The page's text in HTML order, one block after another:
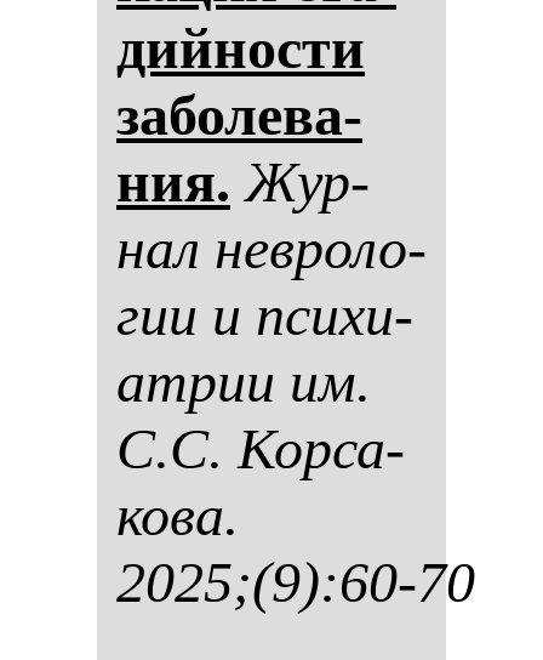
дий­нос­ти
за­бо­ле­ва­
ния. Жур­
нал нев­ро­ло­
гии и пси­хи­
ат­рии им.
С.С. Кор­са­
ко­ва.
2025;(9):60-70